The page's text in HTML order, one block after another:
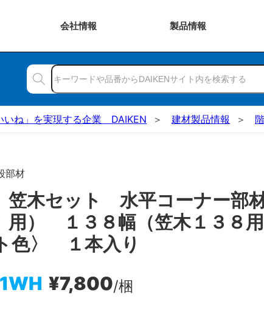
会社情報 製品情報
いね」を実現する企業 DAIKEN 建材製品情報
部材
木セット 水平コーナー部
用） １３８幅（笠木１３８
色〉 １本入り
¥7,800/梱